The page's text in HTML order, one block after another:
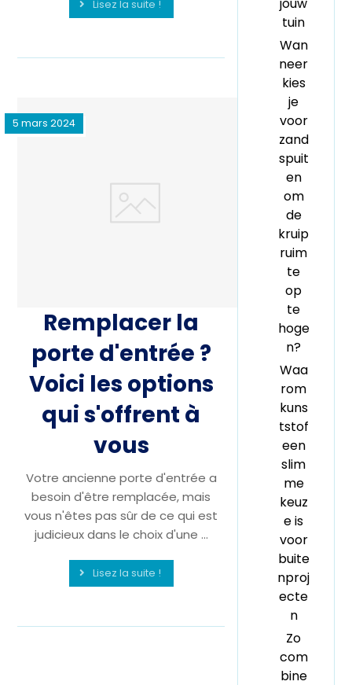
Lisez la suite !
Remplacer la
porte d'entrée ?
Voici les options
qui s'offrent à
vous
5 mars 2024
Votre ancienne porte d'entrée a
besoin d'être remplacée, mais
vous n'êtes pas sûr de ce qui est
judicieux dans le choix d'une ...
Lisez la suite !
tuin
Wan
neer
kies
je
voor
zand
spuit
en
om
de
kruip
ruim
te
op
te
hoge
n?
Waa
rom
kuns
tstof
een
slim
me
keuz
e is
voor
buite
nproj
ecte
n
Zo
com
bine